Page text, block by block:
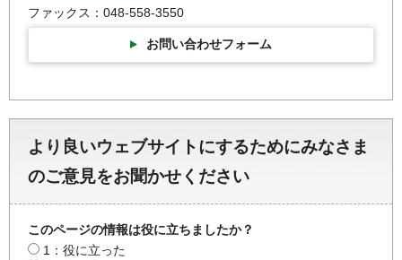
ファックス：048-558-3550
お問い合わせフォーム
より良いウェブサイトにするためにみなさま
のご意見をお聞かせください
このページの情報は役に立ちましたか？
1：役に立った